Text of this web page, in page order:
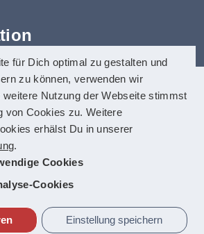
ist seit vielen Jahren auf digitale
spezialisiert. Dazu zählen
auch barrierefreie PDF-
die allerhöchste Anfoderungen
perception marketing
121
https://www.anatom5.de
für Dich optimal zu gestalten und
zu können, verwenden wir
Nutzung der Webseite stimmst
von Cookies zu. Weitere
erhälst Du in unserer
.
Cookies
Cookies
Einstellung speichern